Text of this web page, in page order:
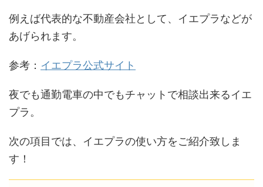
例えば代表的な不動産会社として、イエプラなどが
あげられます。
参考： イエプラ公式サイト
夜でも通勤電車の中でもチャットで相談出来るイエ
プラ。
次の項目では、イエプラの使い方をご紹介致しま
す！